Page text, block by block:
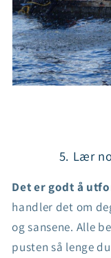
5. Lær
Det er godt å
handler det om
og sansene. Alle
pusten så lenge